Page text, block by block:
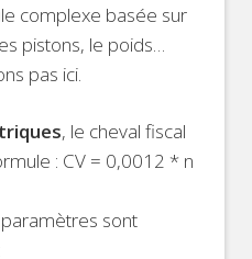
complexe basée sur
pistons, le poids…
pas ici.
, le cheval fiscal
: CV = 0,0012 * n
sont